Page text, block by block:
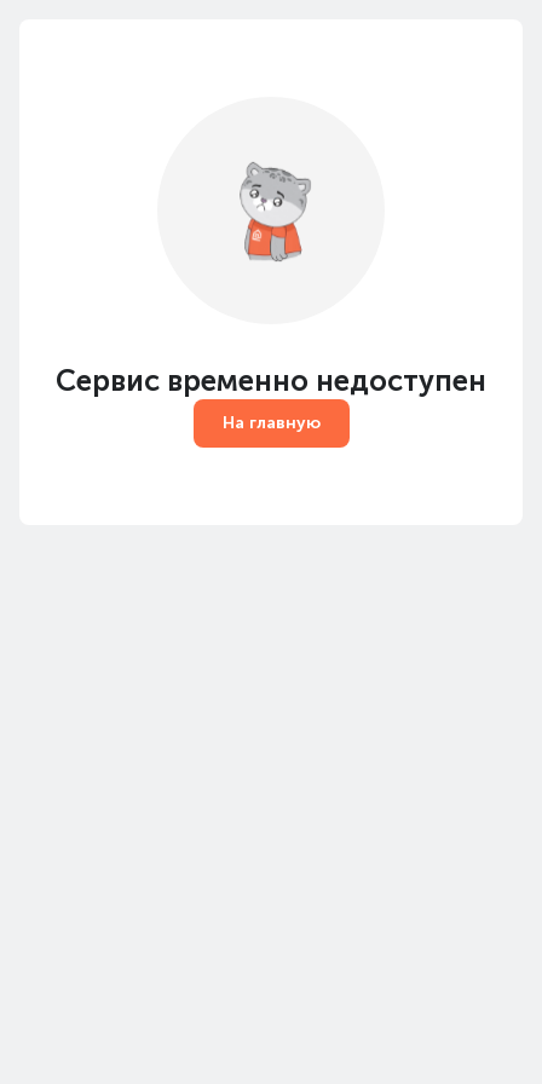
Сервис временно недоступен
На главную